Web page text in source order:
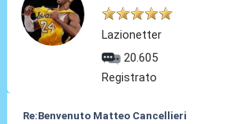
Lazionetter
20.605
Registrato
Re:Benvenuto Matteo Cancellieri